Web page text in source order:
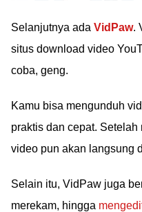
Selanjutnya ada VidPaw.
situs download video
coba, geng.
Kamu bisa mengunduh
praktis dan cepat.
video pun akan langsung
Selain itu, VidPaw juga
merekam, hingga